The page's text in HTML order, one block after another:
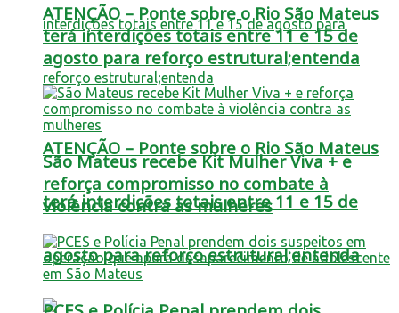
ATENÇÃO – Ponte sobre o Rio São Mateus
terá interdições totais entre 11 e 15 de
agosto para reforço estrutural;entenda
ATENÇÃO – Ponte sobre o Rio São Mateus
terá interdições totais entre 11 e 15 de
agosto para reforço estrutural;entenda
São Mateus recebe Kit Mulher Viva + e
reforça compromisso no combate à
violência contra as mulheres